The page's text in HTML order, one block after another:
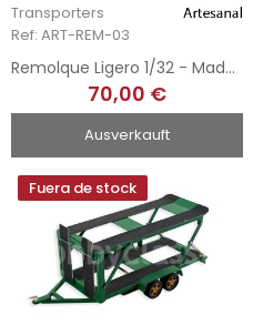
Transporters
Ref: ART-REM-03
Remolque Ligero 1/32 - Madera
70,00 €
Ausverkauft
Fuera de stock